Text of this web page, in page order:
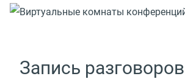
Запись разговоров